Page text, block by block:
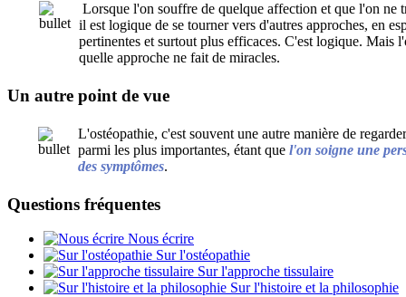
Lorsque l'on souffre de quelque affection et que l'on ne
il est logique de se tourner vers d'autres approches, en
pertinentes et surtout plus efficaces. C'est logique. Mais
quelle approche ne fait de miracles.
Un autre point de vue
L'ostéopathie, c'est souvent une autre manière de
parmi les plus importantes, étant que l'on soigne une
des symptômes.
Questions fréquentes
Nous écrire
Sur l'ostéopathie
Sur l'approche tissulaire
Sur l'histoire et la philosophie